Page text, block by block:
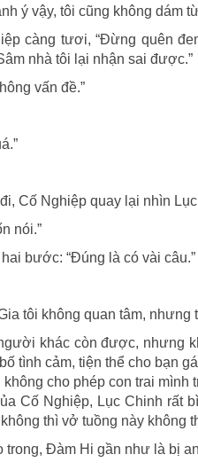
ý vậy, tôi cũng không dám
càng tươi, “Đừng quên
nhà tôi lại nhận sai được.”
vấn đề.”
Cố Nghiệp quay lại nhìn
nói.”
bước: “Đúng là có vài câu.”
tôi không quan tâm, nhưng
khác còn được, nhưng
tình cảm, tiện thể cho bạn
cho phép con trai
Cố Nghiệp, Lục Chinh rất
thì vở tuồng này không
trong, Đàm Hi gần như là bị